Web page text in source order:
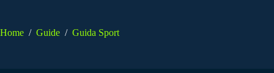
Home / Guide / Guida Sport